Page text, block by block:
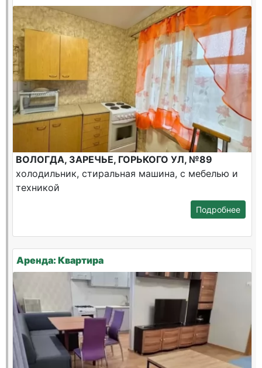
ВОЛОГДА, ЗАРЕЧЬЕ, ГОРЬКОГО УЛ, №89
холодильник, стиральная машина, с мебелью и
техникой
Подробнее
Аренда: Квартира